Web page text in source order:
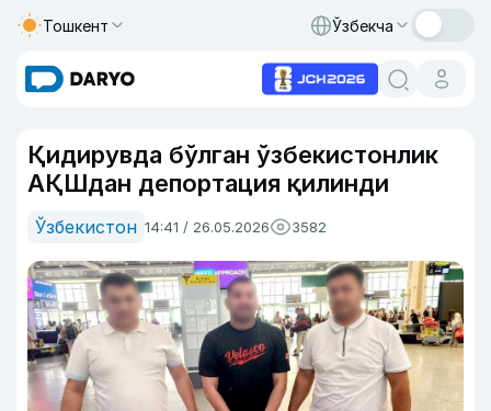
Тошкент Ўзбекча
Қидирувда бўлган ўзбекистонлик
АҚШдан депортация қилинди
Ўзбекистон 14:41 / 26.05.2026 3582